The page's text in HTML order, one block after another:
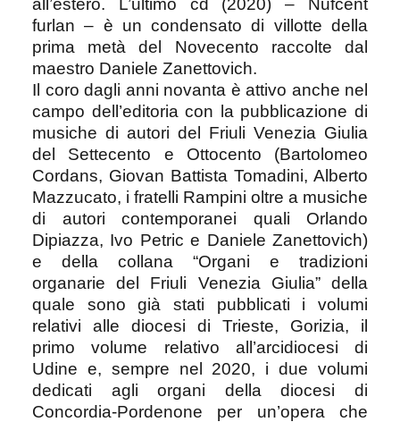
furlan – è un condensato di villotte della
prima metà del Novecento raccolte dal
maestro Daniele Zanettovich.
Il coro dagli anni novanta è attivo anche nel
campo dell’editoria con la pubblicazione di
musiche di autori del Friuli Venezia Giulia
del Settecento e Ottocento (Bartolomeo
Cordans, Giovan Battista Tomadini, Alberto
Mazzucato, i fratelli Rampini oltre a musiche
di autori contemporanei quali Orlando
Dipiazza, Ivo Petric e Daniele Zanettovich)
e della collana “Organi e tradizioni
organarie del Friuli Venezia Giulia” della
quale sono già stati pubblicati i volumi
relativi alle diocesi di Trieste, Gorizia, il
primo volume relativo all’arcidiocesi di
Udine e, sempre nel 2020, i due volumi
dedicati agli organi della diocesi di
Concordia-Pordenone per un’opera che